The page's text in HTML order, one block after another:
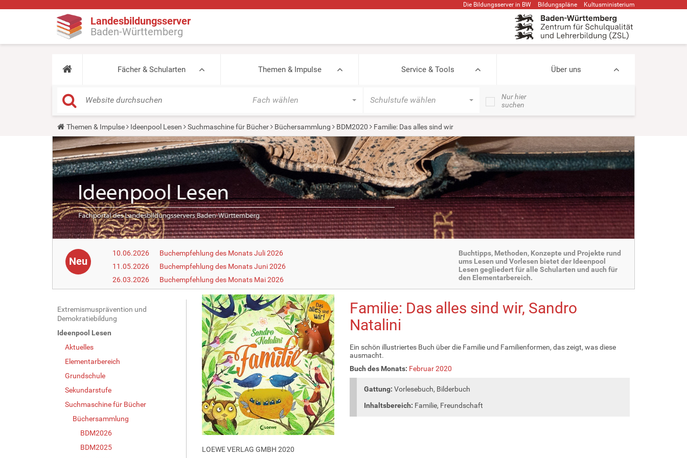
Die Bildungsserver in BW Bildungspläne Kultusministerium
Landesbildungsserver
Baden-Württemberg
Fächer & Schularten Themen & Impulse Service & Tools Über uns
Fach wählen Schulstufe wählen
Nur hier
suchen
Y
o
u
a
r
e
h
e
:
Themen & Impulse Ideenpool Lesen Suchmaschine für Bücher Büchersammlung BDM2020 Familie: Das alles sind wir
Neu
10.06.2026
Buchempfehlung des Monats Juli 2026
11.05.2026
Buchempfehlung des Monats Juni 2026
26.03.2026
Buchempfehlung des Monats Mai 2026
Buchtipps, Methoden, Konzepte und Projekte rund
ums Lesen und Vorlesen bietet der Ideenpool
Lesen gegliedert für alle Schularten und auch für
den Elementarbereich.
N
a
v
Extremismusprävention und
Demokratiebildung
Ideenpool Lesen
Aktuelles
Elementarbereich
Grundschule
Sekundarstufe
Suchmaschine für Bücher
Büchersammlung
BDM2026
BDM2025
LOEWE VERLAG GMBH 2020
Familie: Das alles sind wir, Sandro
Natalini
Ein schön illustriertes Buch über die Familie und Familienformen, das zeigt, was diese
ausmacht.
Buch des Monats: Februar 2020
Gattung: Vorlesebuch, Bilderbuch
Inhaltsbereich: Familie, Freundschaft